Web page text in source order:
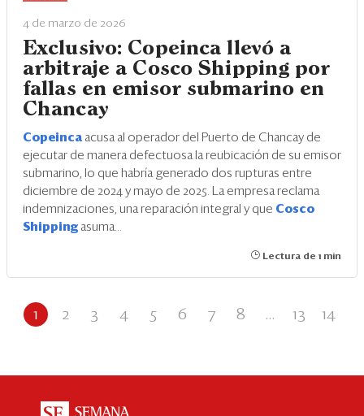
4 de marzo de 2026
Exclusivo: Copeinca llevó a
arbitraje a Cosco Shipping por
fallas en emisor submarino en
Chancay
Copeinca acusa al operador del Puerto de Chancay de
ejecutar de manera defectuosa la reubicación de su emisor
submarino, lo que habría generado dos rupturas entre
diciembre de 2024 y mayo de 2025. La empresa reclama
indemnizaciones, una reparación integral y que Cosco
Shipping asuma...
Lectura de 1 min
1 2 3 4 5 6 7 8 ... 13 14